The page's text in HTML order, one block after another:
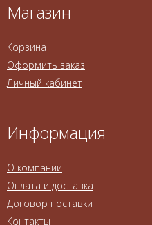
Магазин
Корзина
Оформить заказ
Личный кабинет
Информация
О компании
Оплата и доставка
Договор поставки
Контакты